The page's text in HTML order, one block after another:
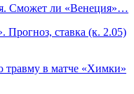
Сможет ли «Венеция»…
ставка (к. 2.05)
травму в матче «Химки»